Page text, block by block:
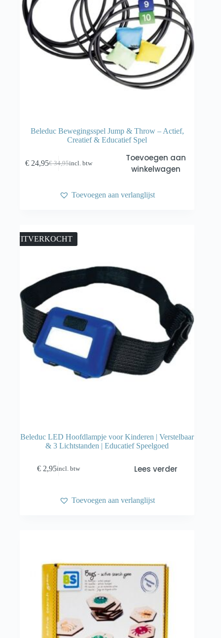
Beleduc Bewegingsspel Jump & Throw – Actief,
Creatief & Educatief Spel
€34,95
Oorspronkelijke
€ 34,95.
€24,95Huidige
€ 24,95.
incl. btw
Toevoegen aan
winkelwagen
Toevoegen aan verlanglijst
UITVERKOCHT
Beleduc LED Hoofdlampje voor Kinderen | Verstelbaar
& 3 Lichtstanden | Educatief Speelgoed
€ 2,95incl. btw Lees verder
Toevoegen aan verlanglijst